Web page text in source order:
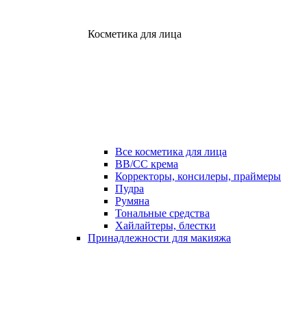
Косметика для лица
Все косметика для лица
ВВ/СС крема
Корректоры, консилеры, праймеры
Пудра
Румяна
Тональные средства
Хайлайтеры, блестки
Принадлежности для макияжа